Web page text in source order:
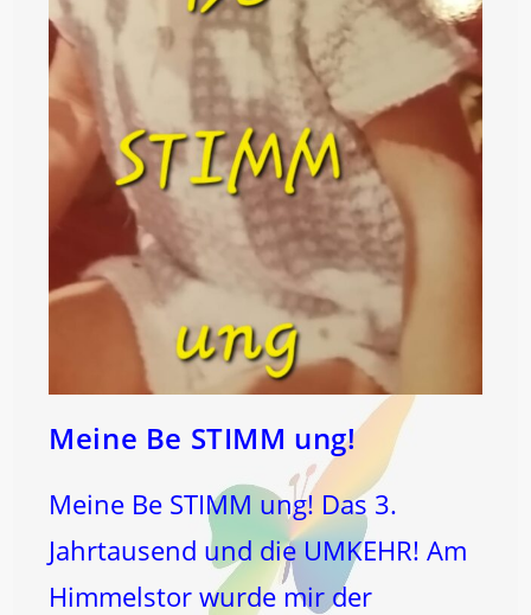
Meine Be STIMM ung!
Meine Be STIMM ung! Das 3.
Jahrtausend und die UMKEHR! Am
Himmelstor wurde mir der